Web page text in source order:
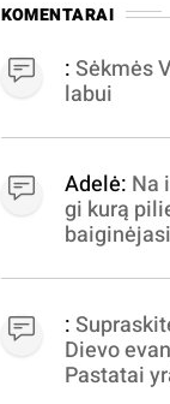
KOMENTARAI
:Sėkmės
labui
Adelė: Na
gi kurą
ieškokit
stadionų
:
Dievo
Pastatai